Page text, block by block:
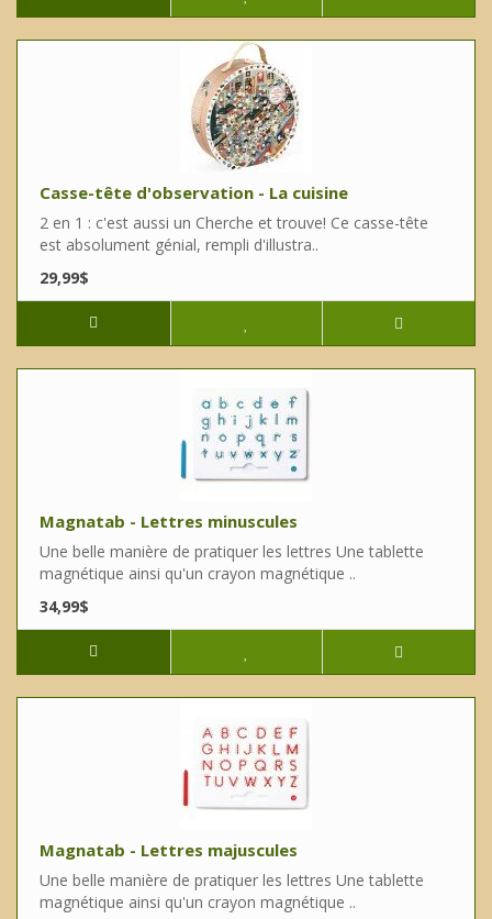
Casse-tête d'observation - La cuisine
2 en 1 : c'est aussi un Cherche et trouve! Ce casse-tête
est absolument génial, rempli d'illustra..
29,99$
Magnatab - Lettres minuscules
Une belle manière de pratiquer les lettres Une tablette
magnétique ainsi qu'un crayon magnétique ..
34,99$
Magnatab - Lettres majuscules
Une belle manière de pratiquer les lettres Une tablette
magnétique ainsi qu'un crayon magnétique ..